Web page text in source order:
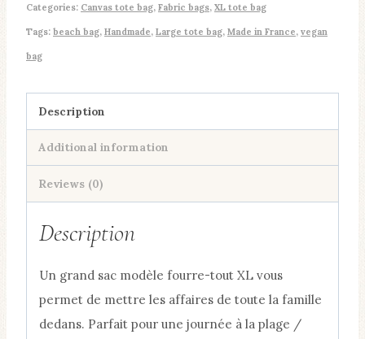
Categories: Canvas tote bag, Fabric bags, XL tote bag
Tags: beach bag, Handmade, Large tote bag, Made in France, vegan
bag
Description
Additional information
Reviews (0)
Description
Un grand sac modèle fourre-tout XL vous
permet de mettre les affaires de toute la famille
dedans. Parfait pour une journée à la plage /